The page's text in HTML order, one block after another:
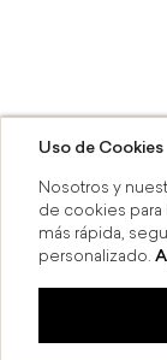
Uso de Cookies
Nosotros y
de cookies para
más rápida,
personalizado.
6 MSI